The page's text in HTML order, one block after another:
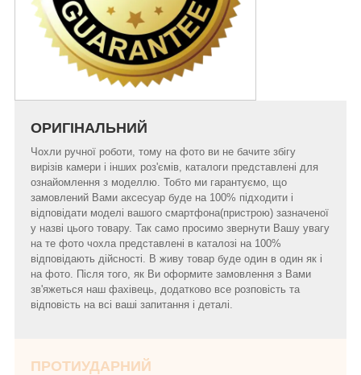
ОРИГІНАЛЬНИЙ
Чохли ручної роботи, тому на фото ви не бачите збігу
вирізів камери і інших роз'ємів, каталоги представлені для
ознайомлення з моделлю. Тобто ми гарантуємо, що
замовлений Вами аксесуар буде на 100% підходити і
відповідати моделі вашого смартфона(пристрою) зазначеної
у назві цього товару. Так само просимо звернути Вашу увагу
на те фото чохла представлені в каталозі на 100%
відповідають дійсності. В живу товар буде один в один як і
на фото. Після того, як Ви оформите замовлення з Вами
зв'яжеться наш фахівець, додатково все розповість та
відповість на всі ваші запитання і деталі.
ПРОТИУДАРНИЙ